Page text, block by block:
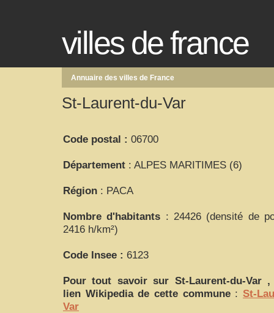
villes de france
Annuaire des villes de France
St-Laurent-du-Var
Code postal : 06700
Département : ALPES MARITIMES (6)
Région : PACA
Nombre d'habitants : 24426 (densité de
2416 h/km²)
Code Insee : 6123
Pour tout savoir sur St-Laurent-du-Var,
lien Wikipedia de cette commune :St-
Var